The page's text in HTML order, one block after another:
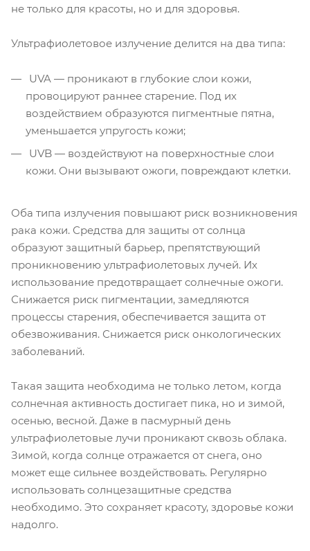
не только для красоты, но и для здоровья.
Ультрафиолетовое излучение делится на два типа:
UVA — проникают в глубокие слои кожи,
провоцируют раннее старение. Под их
воздействием образуются пигментные пятна,
уменьшается упругость кожи;
UVB — воздействуют на поверхностные слои
кожи. Они вызывают ожоги, повреждают клетки.
Оба типа излучения повышают риск возникновения
рака кожи. Средства для защиты от солнца
образуют защитный барьер, препятствующий
проникновению ультрафиолетовых лучей. Их
использование предотвращает солнечные ожоги.
Снижается риск пигментации, замедляются
процессы старения, обеспечивается защита от
обезвоживания. Снижается риск онкологических
заболеваний.
Такая защита необходима не только летом, когда
солнечная активность достигает пика, но и зимой,
осенью, весной. Даже в пасмурный день
ультрафиолетовые лучи проникают сквозь облака.
Зимой, когда солнце отражается от снега, оно
может еще сильнее воздействовать. Регулярно
использовать солнцезащитные средства
необходимо. Это сохраняет красоту, здоровье кожи
надолго.